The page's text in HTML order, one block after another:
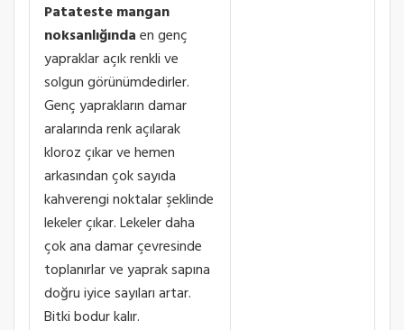
Patateste mangan
noksanlığındaen genç
yapraklar açık renkli ve
solgun görünümdedirler.
Genç yaprakların damar
aralarında renk açılarak
kloroz çıkar ve hemen
arkasından çok sayıda
kahverengi noktalar şeklinde
lekeler çıkar. Lekeler daha
çok ana damar çevresinde
toplanırlar ve yaprak sapına
doğru iyice sayıları artar.
Bitki bodur kalır.